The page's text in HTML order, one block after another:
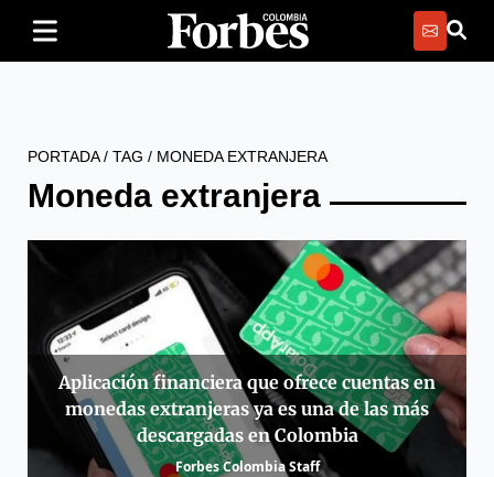
PORTADA/ TAG / MONEDA EXTRANJERA
Moneda extranjera
Aplicación financiera que ofrece cuentas en
monedas extranjeras ya es una de las más
descargadas en Colombia
Forbes Colombia Staff